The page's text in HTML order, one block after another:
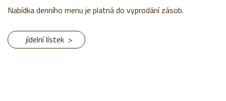
Nabídka denního menu je platná do vyprodání zásob.
jídelní lístek >